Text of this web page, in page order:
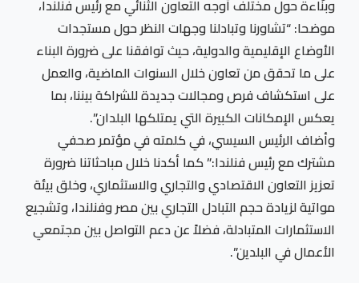
وبنّاءة حول مختلف أوجه التعاون الثنائي مع رئيس فنلندا،
موضحا: “تشاورنا وتبادلنا وجهات النظر حول مستجدات
الأوضاع الإقليمية والدولية، حيث توافقنا على ضرورة البناء
على ما تحقق من تعاون خلال السنوات الماضية، والعمل
على استكشاف فرص ومجالات جديدة للشراكة بيننا، بما
يعكس الإمكانات الكبيرة التي يمتلكها البلدان”.
وأضاف الرئيس السيسي، في كلمته في مؤتمر صحفي
مشترك مع رئيس فنلندا:” كما أكدنا خلال مباحثاتنا ضرورة
تعزيز التعاون الاقتصادي والتجاري والاستثماري، وخلق بيئة
مواتية لزيادة حجم التبادل التجاري بين مصر وفنلندا، وتشجيع
الاستثمارات المتبادلة، فضلاً عن دعم التواصل بين مجتمعي
الأعمال في البلدين”.